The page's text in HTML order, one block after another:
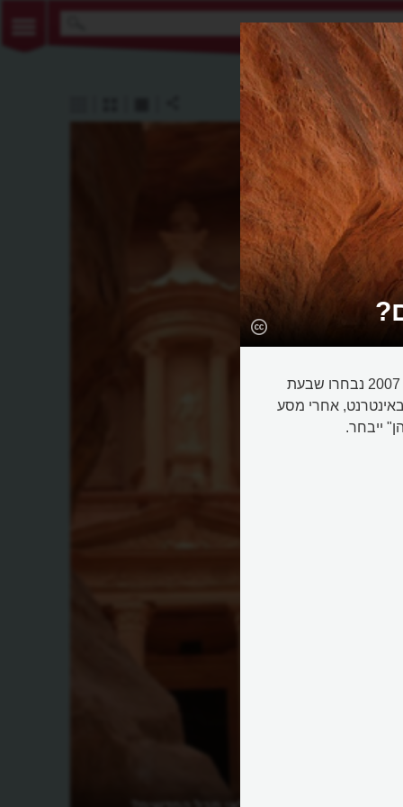
כיוון ששבעת פלאי תבל הוכרזו כמה פעמים בהיסטוריה, בשנת 2007 נבחרו שבעת
אחרי מסע
ייבחר.